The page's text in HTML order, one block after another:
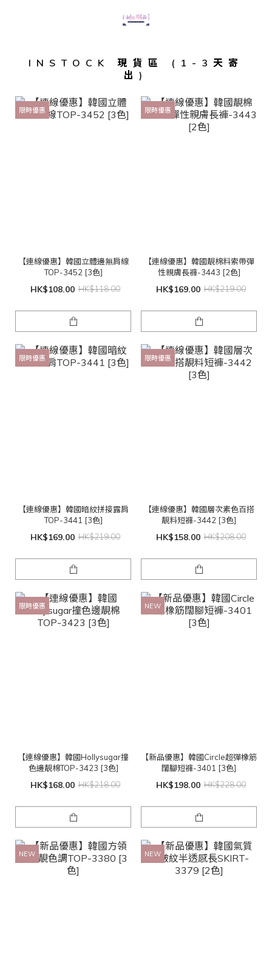
INSTOCK 現貨區 (1-3天寄
出)
限時優惠
【連線優惠】韓國立體邊無肩線
TOP-3452 [3色]
HK$108.00 HK$118.00
限時優惠
【連線優惠】韓國靚棉料索帶彈
性親膚長褲-3443 [2色]
HK$169.00 HK$219.00
限時優惠
【連線優惠】韓國暗紋拼接露肩
TOP-3441 [3色]
HK$169.00 HK$219.00
限時優惠
【連線優惠】韓國層次素色百搭
靚料短褲-3442 [3色]
HK$158.00 HK$208.00
限時優惠
【連線優惠】韓國Hollysugar撞
色邊靚棉TOP-3423 [3色]
HK$168.00 HK$218.00
NEW
【新品優惠】韓國Circle超彈橡筋
闊腳短褲-3401 [3色]
HK$198.00 HK$228.00
NEW NEW